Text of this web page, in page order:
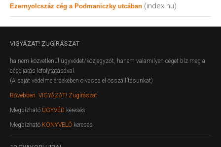
Ezernyolcszáz cég a Podmaniczky utcában (index.hu)
VIGYÁZAT! ZUGÍRÁSZAT
ha nem közvetlenül ügyvédet/közjegyzőt, hanem valamilyen céget bíz meg a
cégeljárás lefolytatásával.
(A saját védelme érdekében olvassa el összállításunkat)
Bővebben: VIGYÁZAT! Zugírászat
Megbízható ÜGYVÉD keresés
Megbízható KÖNYVELŐ keresés